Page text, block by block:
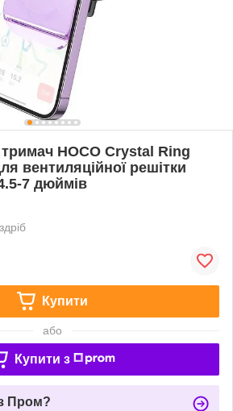
HOCO Crystal Ring
вентиляційної решітки
7 дюймів
Купити
або
Купити з
Пром?